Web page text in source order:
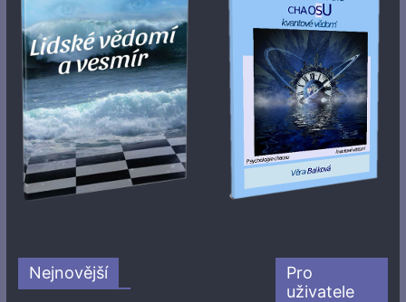
Nejnovější
Pro
uživatele